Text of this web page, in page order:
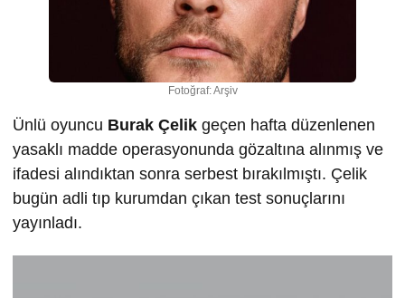
Fotoğraf: Arşiv
Ünlü oyuncu Burak Çelik geçen hafta düzenlenen
yasaklı madde operasyonunda gözaltına alınmış ve
ifadesi alındıktan sonra serbest bırakılmıştı. Çelik
bugün adli tıp kurumdan çıkan test sonuçlarını
yayınladı.